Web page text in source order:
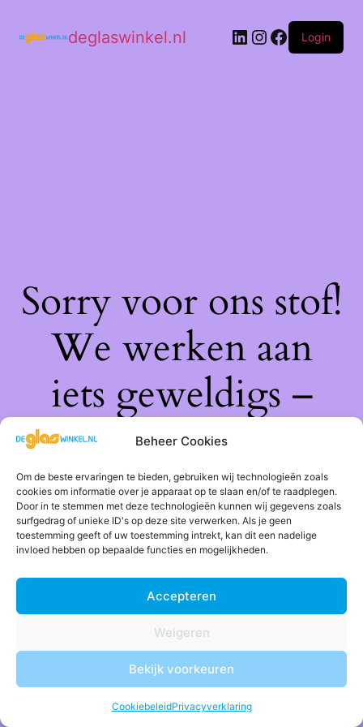
Beheer Cookies
Om de beste ervaringen te bieden, gebruiken wij technologieën zoals
cookies om informatie over je apparaat op te slaan en/of te raadplegen.
Door in te stemmen met deze technologieën kunnen wij gegevens zoals
surfgedrag of unieke ID's op deze site verwerken. Als je geen
toestemming geeft of uw toestemming intrekt, kan dit een nadelige
invloed hebben op bepaalde functies en mogelijkheden.
Accepteren
Weigeren
Bekijk voorkeuren
CookiebeleidPrivacyverklaring
deglaswinkel.nl Login
Sorry voor ons stof!
We werken aan
iets geweldigs –
kom snel terug!